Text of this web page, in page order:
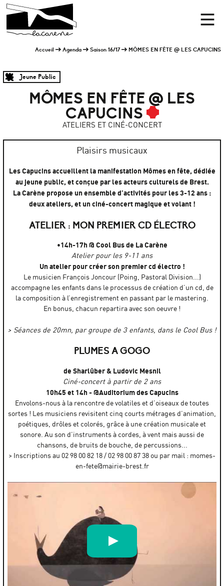
Panneau de gestion des cookies
Accueil
Menu
Accueil Agenda Saison 16/17 MÔMES EN FÊTE @ LES CAPUCINS
Jeune Public
MÔMES EN FÊTE @ LES
CAPUCINS
ATELIERS ET CINÉ-CONCERT
Plaisirs musicaux
Les Capucins accueillent la manifestation Mômes en fête, dédiée
au jeune public, et conçue par les acteurs culturels de Brest.
La Carène propose un ensemble d’activités pour les 3-12 ans :
deux ateliers, et un ciné-concert magique et volant !
ATELIER : MON PREMIER CD ÉLECTRO
•14h-17h @ Cool Bus de La Carène
Atelier pour les 9-11 ans
Un atelier pour créer son premier cd électro !
Le musicien François Joncour (Poing, Pastoral Division...)
accompagne les enfants dans le processus de création d’un cd, de
la composition à l’enregistrement en passant par le mastering.
En bonus, chacun repartira avec son oeuvre !
> Séances de 20mn, par groupe de 3 enfants, dans le Cool Bus !
PLUMES A GOGO
de Sharlûber & Ludovic Mesnil
Ciné-concert à partir de 2 ans
10h45 et 14h - @Auditorium des Capucins
Envolons-nous à la rencontre de volatiles et d’oiseaux de toutes
sortes ! Les musiciens revisitent cinq courts métrages d’animation,
poétiques, drôles et colorés, grâce à une création musicale et
sonore. Au son d’instruments à cordes, à vent mais aussi de
chansons, de bruits de bouche, de percussions...
> Inscriptions au 02 98 00 82 18 / 02 98 00 87 38 ou par mail : momes-
en-fete@mairie-brest.fr